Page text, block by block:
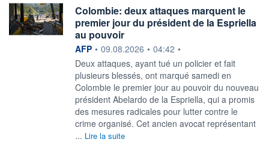
Colombie: deux attaques marquent le
premier jour du président de la Espriella
au pouvoir
information fournie par
AFP • 09.08.2026 • 04:42 •
Deux attaques, ayant tué un policier et fait
plusieurs blessés, ont marqué samedi en
Colombie le premier jour au pouvoir du nouveau
président Abelardo de la Espriella, qui a promis
des mesures radicales pour lutter contre le
crime organisé. Cet ancien avocat représentant
... Lire la suite